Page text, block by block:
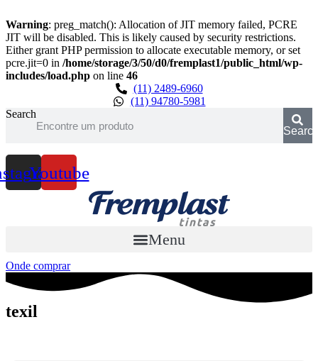
Warning: preg_match(): Allocation of JIT memory failed, PCRE
JIT will be disabled. This is likely caused by security restrictions.
Either grant PHP permission to allocate executable memory, or set
pcre.jit=0 in /home/storage/3/50/d0/fremplast1/public_html/wp-
includes/load.php on line 46
o
conteúdo
(11) 2489-6960
(11) 94780-5981
Search
Youtube
Menu
Onde comprar
texil